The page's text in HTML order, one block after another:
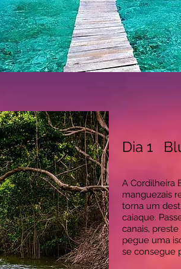
Dia 1
A Cordilheira
manguezais
torna um
caiaque.
canais,
pegue uma
se consegue